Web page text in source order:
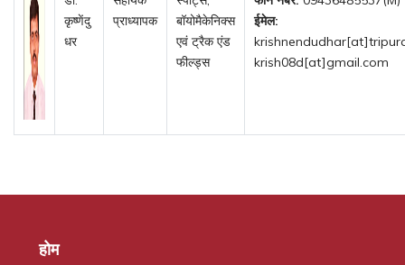
कृष्णेंदु
धर
प्राध्यापक
बॉयोमैकेनिक्स
एवं ट्रैक एंड
फील्ड्स
ईमेल:
krish08d[at]gmail.com
होम